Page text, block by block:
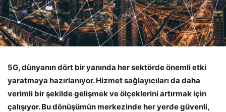
5G, dünyanın dört bir yanında her sektörde önemli etki
yaratmaya hazırlanıyor. Hizmet sağlayıcıları da daha
verimli bir şekilde gelişmek ve ölçeklerini artırmak için
çalışıyor. Bu dönüşümün merkezinde her yerde güvenli,